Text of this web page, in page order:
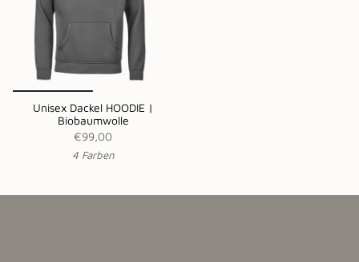
Unisex Dackel HOODIE |
Biobaumwolle
€99,00
4 Farben